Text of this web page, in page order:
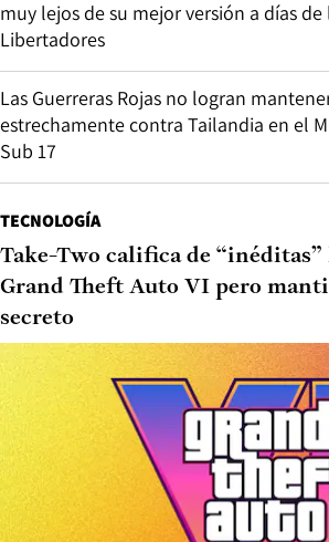
muy lejos de su mejor versión a días de
Libertadores
Las Guerreras Rojas no logran
estrechamente contra Tailandia en el
Sub 17
TECNOLOGÍA
Take-Two califica de “inéditas”
Grand Theft Auto VI pero
secreto